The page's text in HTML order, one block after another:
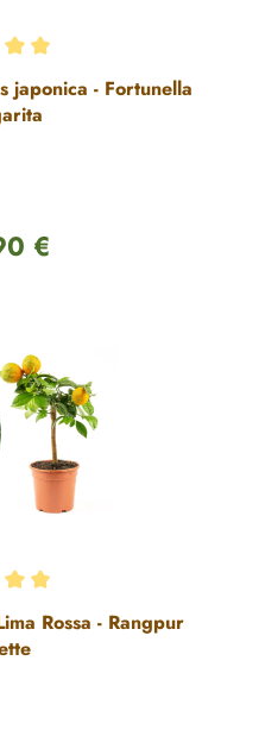
von 5 von 5 Sternen
japonica - Fortunella
Preis:
€
von 5 von 5 Sternen
Rossa - Rangpur